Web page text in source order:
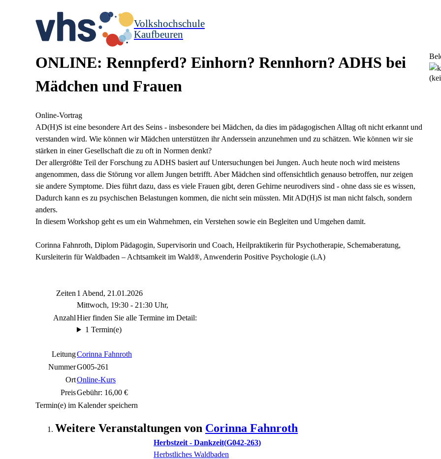
Volkshochschule
Kaufbeuren
ONLINE: Rennpferd? Einhorn? Rennhorn? ADHS bei
Mädchen und Frauen
Online-Vortrag
AD(H)S ist eine besondere Art des Seins - insbesondere bei Mädchen, da dies im pädagogischen Alltag oft nicht erkannt und
verstanden wird. Wie können wir Mädchen unterstützen ihr Anderssein anzunehmen und zu schätzen. Wie können wir sie
stärken in einer Gesellschaft die zu oft in Normen denkt?
Der allergrößte Teil der Forschung zu ADHS basiert auf Untersuchungen bei Jungen. Auch heute noch wird meistens
angenommen, dass die Störung vor allem Jungen betrifft. Aber Mädchen sind offensichtlich genauso betroffen, nur zeigen
sie andere Symptome. Dies führt dazu, dass es viele Frauen gibt, deren Gehirne neurodivers sind - ohne dass sie es wissen,
Dadurch kann es zu psychischen Belastungen kommen, die nicht sein müssten. Mit AD(H)S ist man nicht falsch, sondern
anders.
In diesem Workshop geht es um ein Wahrnehmen, ein Verstehen sowie ein Begleiten und Umgehen damit.
Corinna Fahnroth, Diplom Pädagogin, Supervisorin und Coach, Heilpraktikerin für Psychotherapie, Schemaberatung,
Kursleiterin für Waldbaden – Achtsamkeit im Wald®, Anwenderin Positive Psychologie (i.A)
Zeiten 1 Abend, 21.01.2026
Mittwoch, 19:30 - 21:30 Uhr,
AnzahlHier finden Sie alle Termine im Detail:
1 Termin(e)
LeitungCorinna Fahnroth
NummerG005-261
OrtOnline-Kurs
PreisGebühr: 16,00 €
Termin(e) im Kalender speichern
Weitere Veranstaltungen von Corinna Fahnroth
Herbstzeit - Dankzeit G042-263
Herbstliches Waldbaden